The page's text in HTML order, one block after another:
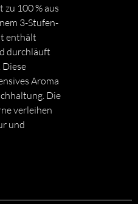
100 % aus
3-Stufen-
enthält
durchläuft
Aroma
Die
verleihen
und